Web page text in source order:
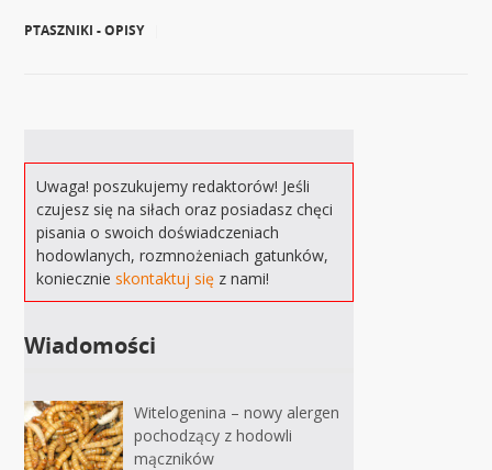
PTASZNIKI - OPISY
Uwaga! poszukujemy redaktorów! Jeśli
czujesz się na siłach oraz posiadasz chęci
pisania o swoich doświadczeniach
hodowlanych, rozmnożeniach gatunków,
koniecznieskontaktuj się z nami!
Wiadomości
Witelogenina – nowy alergen
pochodzący z hodowli
mączników